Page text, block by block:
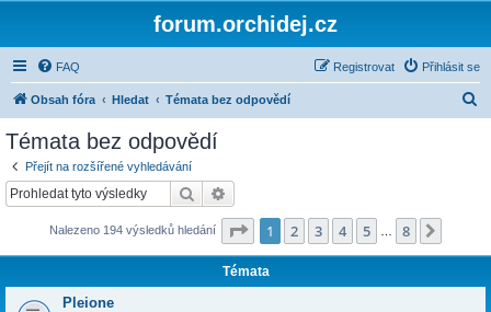
forum.orchidej.cz
FAQ Přihlásit se
Registrovat
Obsah fóra Hledat Témata bez odpovědí
Témata bez odpovědí
Přejít na rozšířené vyhledávání
Hledat
Nalezeno 194 výsledků hledání Stránka z
1 2 3 4 5 8
Témata
Pleione